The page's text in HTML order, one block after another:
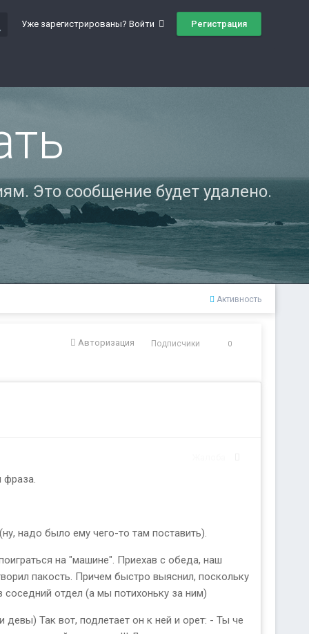
Уже зарегистрированы? Войти Регистрация
Это сообщение будет удалено.
Активность
Авторизация Подписчики 0
фраза.
надо было ему чего-то там поставить).
на "машине". Приехав с обеда, наш
пакость. Причем быстро выяснил, поскольку
отдел (а мы потихоньку за ним)
Так вот, подлетает он к ней и орет: - Ты че